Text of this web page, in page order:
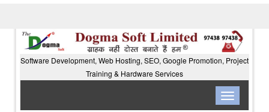
Software Development, Web Hosting, SEO, Google Promotion, Project
Training & Hardware Services
Toggle
navigation